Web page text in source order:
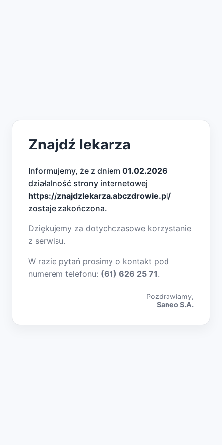
Znajdź lekarza
Informujemy, że z dniem 01.02.2026
działalność strony internetowej
https://znajdzlekarza.abczdrowie.pl/
zostaje zakończona.
Dziękujemy za dotychczasowe korzystanie
z serwisu.
W razie pytań prosimy o kontakt pod
numerem telefonu: (61) 626 25 71.
Pozdrawiamy,
Saneo S.A.